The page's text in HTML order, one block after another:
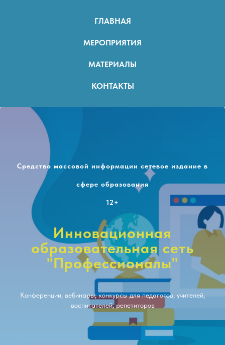
ГЛАВНАЯ
МЕРОПРИЯТИЯ
МАТЕРИАЛЫ
КОНТАКТЫ
Средство массовой информации сетевое издание в
сфере образования
12+
Инновационная
образовательная сеть
"Профессионалы"
Конференции, вебинары, конкурсы для педагогов, учителей,
воспитателей, репетиторов